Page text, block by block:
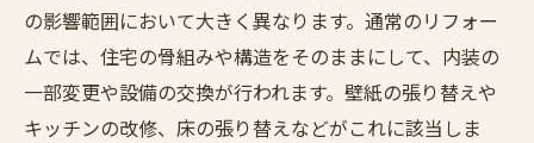
の影響範囲において大きく異なります。通常のリフォー
ムでは、住宅の骨組みや構造をそのままにして、内装の
一部変更や設備の交換が行われます。壁紙の張り替えや
キッチンの改修、床の張り替えなどがこれに該当しま